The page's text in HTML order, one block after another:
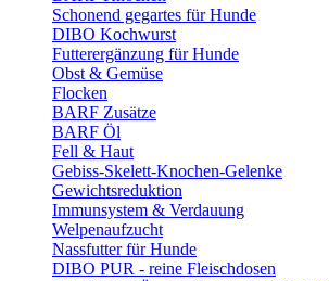
Schonend gegartes für Hunde
DIBO Kochwurst
Futterergänzung für Hunde
Obst & Gemüse
Flocken
BARF Zusätze
BARF Öl
Fell & Haut
Gebiss-Skelett-Knochen-Gelenke
Gewichtsreduktion
Immunsystem & Verdauung
Welpenaufzucht
Nassfutter für Hunde
DIBO PUR - reine Fleischdosen